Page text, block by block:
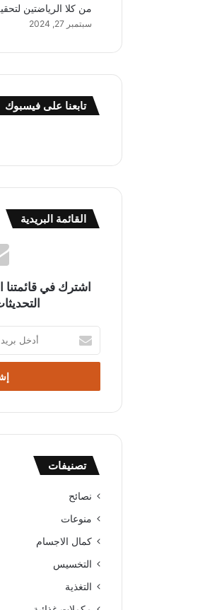
من كلا الرياضتين
سبتمبر 27, 2024
تابعنا على فيسبوك
القائمة البريدية
اشترك في
خ
ب
د
إ
ت
و
ن
تصنيفات
نصائح
منوعات
كمال الاجسام
التخسيس
التغذية